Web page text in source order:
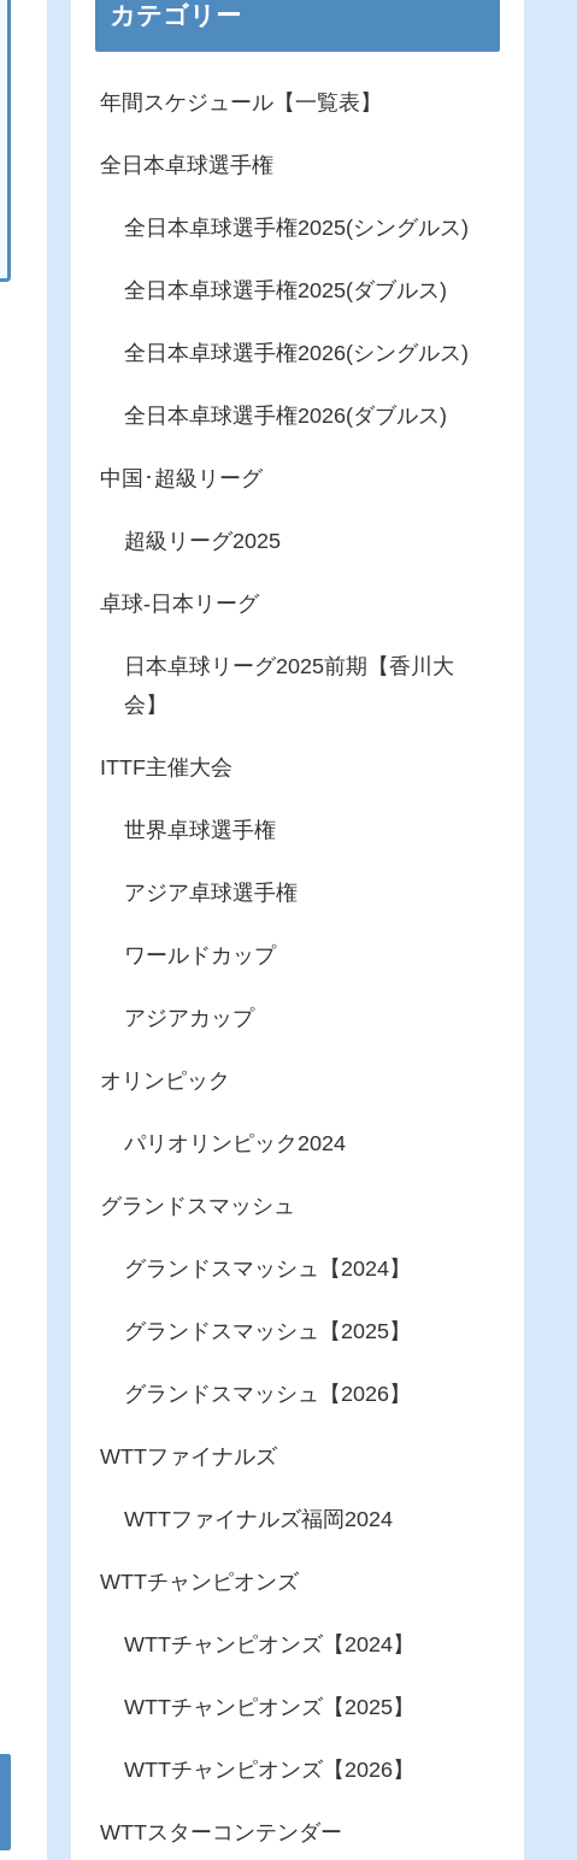
カテゴリー
年間スケジュール【一覧表】
全日本卓球選手権
全日本卓球選手権2025(シングルス)
全日本卓球選手権2025(ダブルス)
全日本卓球選手権2026(シングルス)
全日本卓球選手権2026(ダブルス)
中国･超級リーグ
超級リーグ2025
卓球-日本リーグ
日本卓球リーグ2025前期【香川大
会】
ITTF主催大会
世界卓球選手権
アジア卓球選手権
ワールドカップ
アジアカップ
オリンピック
パリオリンピック2024
グランドスマッシュ
グランドスマッシュ【2024】
グランドスマッシュ【2025】
グランドスマッシュ【2026】
WTTファイナルズ
WTTファイナルズ福岡2024
WTTチャンピオンズ
WTTチャンピオンズ【2024】
WTTチャンピオンズ【2025】
WTTチャンピオンズ【2026】
WTTスターコンテンダー